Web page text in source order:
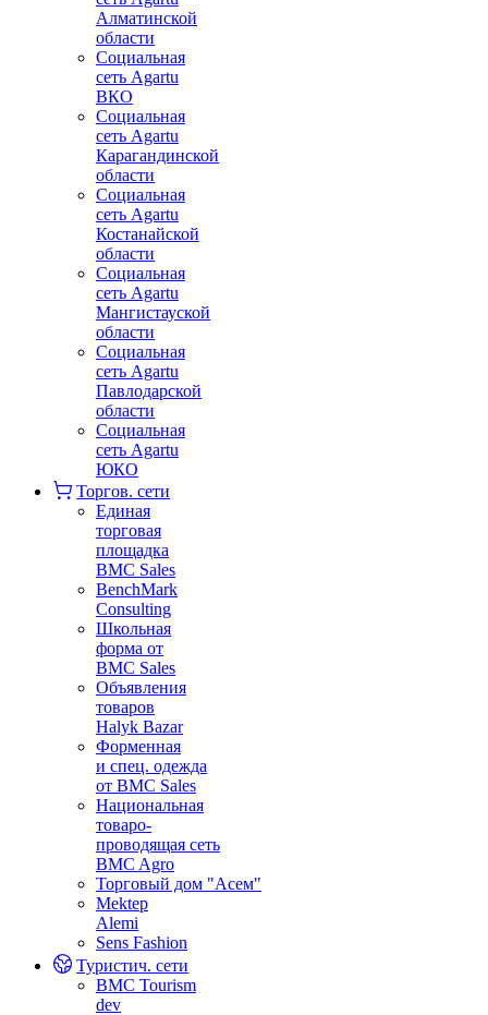
Алматинской
области
Социальная
сеть Agartu
ВКО
Социальная
сеть Agartu
Карагандинской
области
Социальная
сеть Agartu
Костанайской
области
Социальная
сеть Agartu
Мангистауской
области
Социальная
сеть Agartu
Павлодарской
области
Социальная
сеть Agartu
ЮКО
Торгов. сети
Единая
торговая
площадка
BMC Sales
BenchMark
Consulting
Школьная
форма от
BMC Sales
Объявления
товаров
Halyk Bazar
Форменная
и спец. одежда
от BMC Sales
Национальная
товаро-
проводящая сеть
BMC Agro
Торговый дом "Асем"
Mektep
Alemi
Sens Fashion
Туристич. сети
BMC Tourism
dev